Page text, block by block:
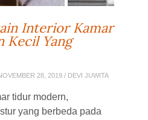
Interior Kamar
Kecil Yang
28, 2019 / DEVI JUWITA
tidur modern,
yang berbeda pada